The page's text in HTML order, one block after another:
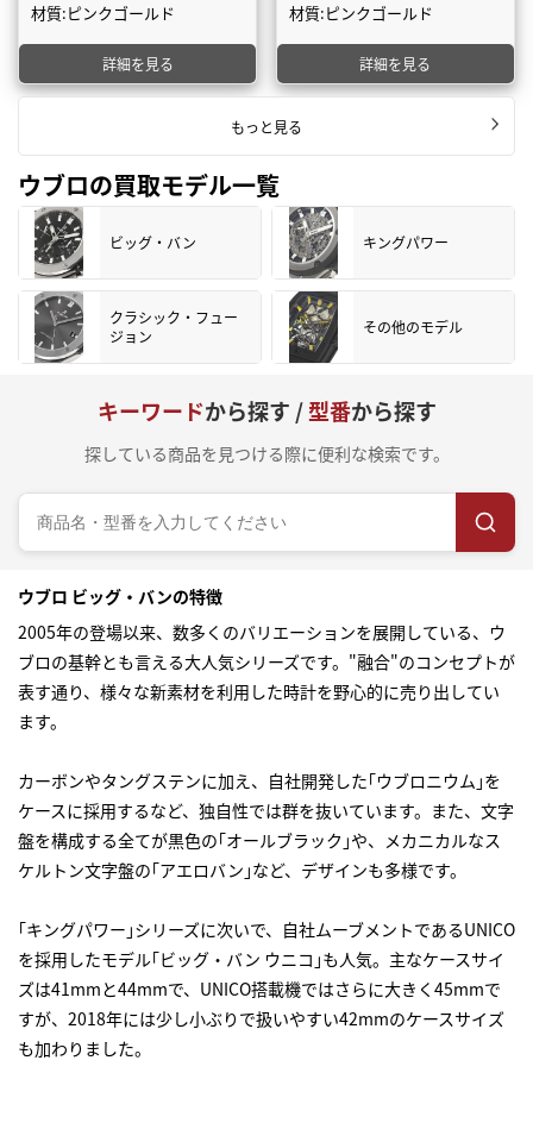
材質:ピンクゴールド
詳細を見る
材質:ピンクゴールド
詳細を見る
もっと見る
ウブロの買取モデル一覧
ビッグ・バン キングパワー
クラシック・フュー
ジョン
その他のモデル
キーワードから探す /型番から探す
探している商品を見つける際に便利な検索です。
ウブロ ビッグ・バンの特徴
2005年の登場以来、数多くのバリエーションを展開している、ウ
ブロの基幹とも言える大人気シリーズです。"融合"のコンセプトが
表す通り、様々な新素材を利用した時計を野心的に売り出してい
ます。
カーボンやタングステンに加え、自社開発した｢ウブロニウム｣を
ケースに採用するなど、独自性では群を抜いています。また、文字
盤を構成する全てが黒色の｢オールブラック｣や、メカニカルなス
ケルトン文字盤の｢アエロバン｣など、デザインも多様です。
｢キングパワー｣シリーズに次いで、自社ムーブメントであるUNICO
を採用したモデル｢ビッグ・バン ウニコ｣も人気。主なケースサイ
ズは41mmと44mmで、UNICO搭載機ではさらに大きく45mmで
すが、2018年には少し小ぶりで扱いやすい42mmのケースサイズ
も加わりました。